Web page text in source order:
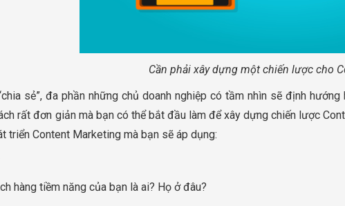
Cần phải xây dựng một chiến lược cho
sẻ”, đa phần những chủ doanh nghiệp có tầm nhìn sẽ định
rất đơn giản mà bạn có thể bắt đầu làm để xây dựng chiến lược
triển Content Marketing mà bạn sẽ áp dụng:
hàng tiềm năng của bạn là ai? Họ ở đâu?